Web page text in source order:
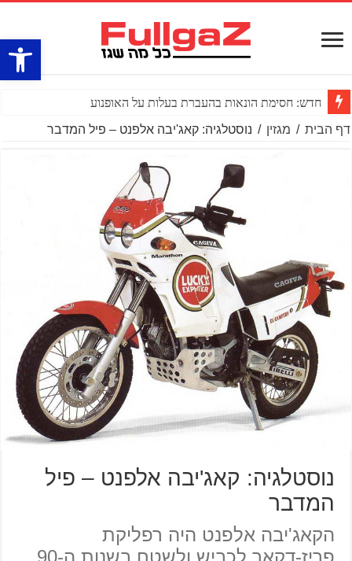
פתח
חדש: חסימת הונאות בהעברת בעלות על האופנוע
דף הבית / מגזין / נוסטלגיה: קאג'יבה אלפנט – פיל המדבר
נוסטלגיה: קאג'יבה אלפנט – פיל
המדבר
הקאג'יבה אלפנט היה רפליקת